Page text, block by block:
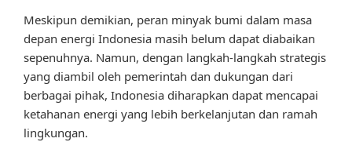
Meskipun demikian, peran minyak bumi dalam masa
depan energi Indonesia masih belum dapat diabaikan
sepenuhnya. Namun, dengan langkah-langkah strategis
yang diambil oleh pemerintah dan dukungan dari
berbagai pihak, Indonesia diharapkan dapat mencapai
ketahanan energi yang lebih berkelanjutan dan ramah
lingkungan.